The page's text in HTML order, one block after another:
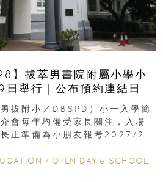
】拔萃男書院附屬小學小
舉行｜公布預約連結日期
拔附小／DBSPD）小一入學簡
會每年均備受家長關注，入場
正準備為小朋友報考2027/28
/ OPEN DAY & SCHOOL EVENTS